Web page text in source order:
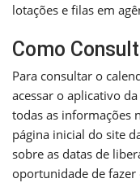
lotações e filas em
Como
Para consultar o
acessar o aplicativo
todas as informações
página inicial do site
sobre as datas de
oportunidade de